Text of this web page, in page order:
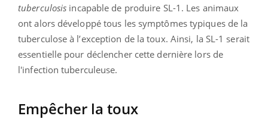
tuberculosis incapable de produire SL-1. Les animaux
ont alors développé tous les symptômes typiques de la
tuberculose à l’exception de la toux. Ainsi, la SL-1 serait
essentielle pour déclencher cette dernière lors de
l'infection tuberculeuse.
Empêcher la toux